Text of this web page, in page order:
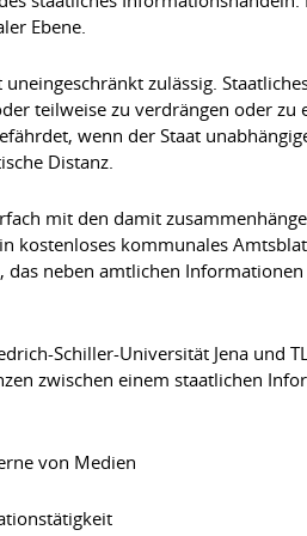
Ebene.
zulässig.
teilweise zu verdrängen oder
wenn der Staat
Distanz.
mit den damit
kostenloses kommunales
neben amtlichen
Schiller-Universität Jena
zwischen einem staatlichen
von Medien